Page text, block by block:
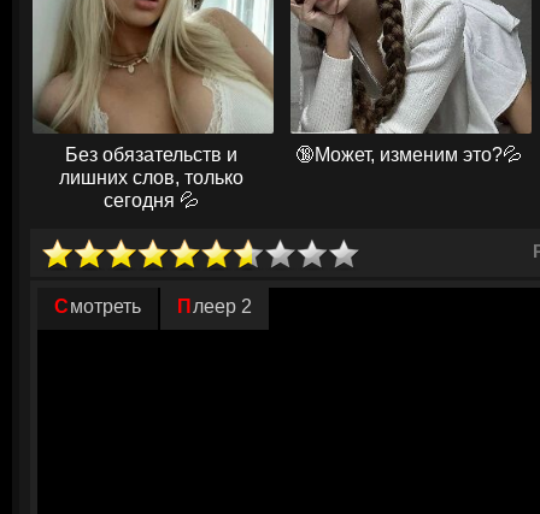
Без обязательств и
лишних слов, только
сегодня 💦
🔞Может, изменим это?💦
Смотреть Плеер 2